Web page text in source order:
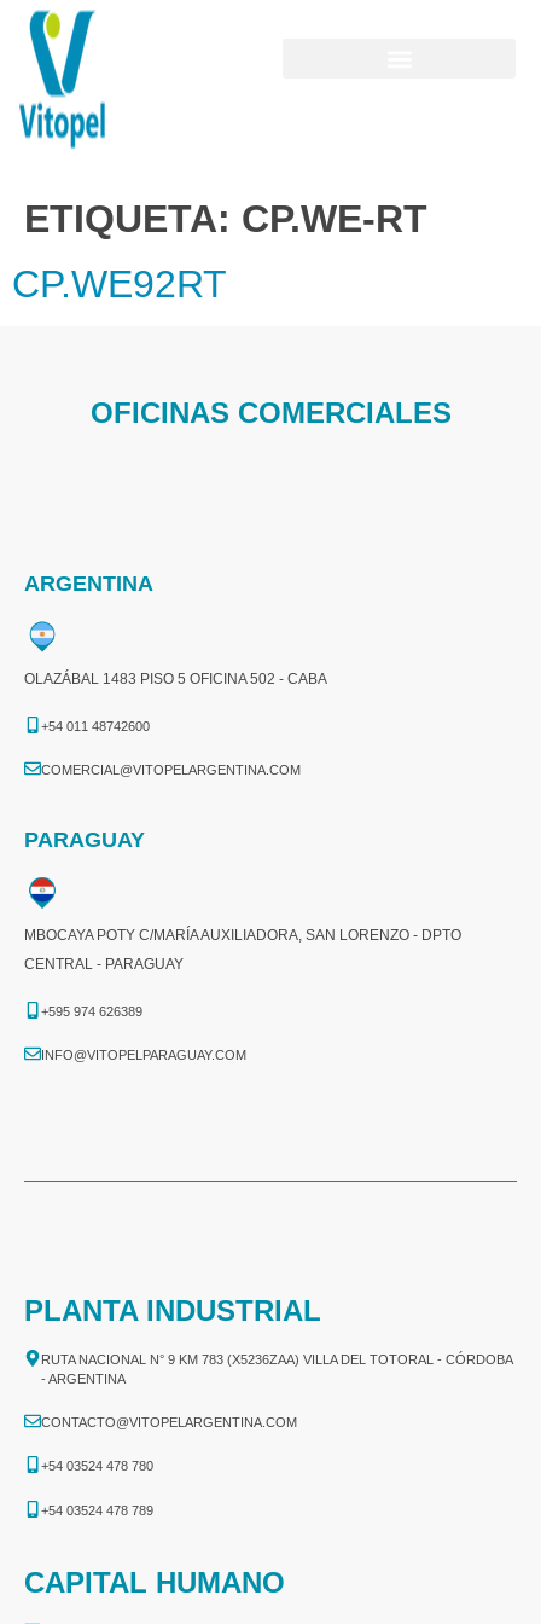
ETIQUETA: CP.WE-RT
CP.WE92RT
OFICINAS COMERCIALES
ARGENTINA
OLAZÁBAL 1483 PISO 5 OFICINA 502 - CABA
+54 011 48742600​
COMERCIAL@VITOPELARGENTINA.COM​
PARAGUAY
MBOCAYA POTY C/MARÍA AUXILIADORA, SAN LORENZO - DPTO
CENTRAL - PARAGUAY
+595 974 626389
INFO@VITOPELPARAGUAY.COM
PLANTA INDUSTRIAL
RUTA NACIONAL N° 9 KM 783 (X5236ZAA) VILLA DEL TOTORAL - CÓRDOBA
- ARGENTINA
CONTACTO@VITOPELARGENTINA.COM
+54 03524 478 780​
+54 03524 478 789​
CAPITAL HUMANO